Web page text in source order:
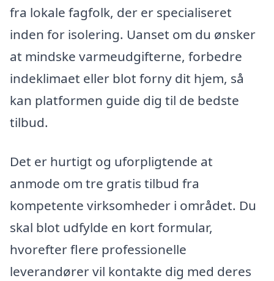
fra lokale fagfolk, der er specialiseret
inden for isolering. Uanset om du ønsker
at mindske varmeudgifterne, forbedre
indeklimaet eller blot forny dit hjem, så
kan platformen guide dig til de bedste
tilbud.
Det er hurtigt og uforpligtende at
anmode om tre gratis tilbud fra
kompetente virksomheder i området. Du
skal blot udfylde en kort formular,
hvorefter flere professionelle
leverandører vil kontakte dig med deres